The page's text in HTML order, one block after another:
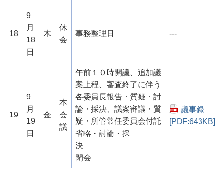
18
9
月
18
日
木
休
会
事務整理日 ---
19
9
月
19
日
金
本
会
議
午前１０時開議、追加議
案上程、審査終了に伴う
各委員長報告・質疑・討
論・採決、議案審議・質
疑・所管常任委員会付託
省略・討論・採
決
閉会
議事録
[PDF:643KB]